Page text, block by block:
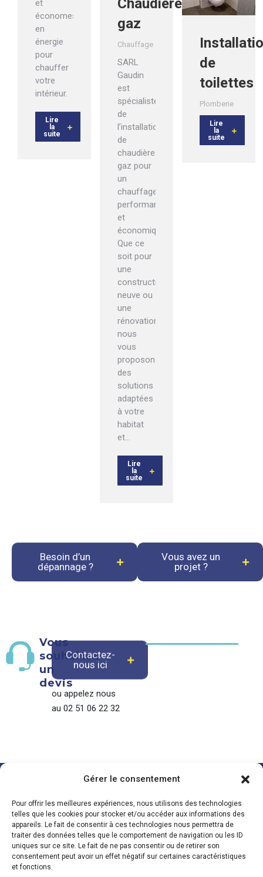
Gérer le consentement
Pour offrir les meilleures expériences, nous utilisons des technologies
telles que les cookies pour stocker et/ou accéder aux informations des
appareils. Le fait de consentir à ces technologies nous permettra de
traiter des données telles que le comportement de navigation ou les ID
uniques sur ce site. Le fait de ne pas consentir ou de retirer son
consentement peut avoir un effet négatif sur certaines caractéristiques
et fonctions.
et
économes
en
énergie
pour
chauffer
votre
intérieur.
Lire
la
suite
Chaudière
gaz
Chauffage
SARL
Gaudin
est
spécialiste
de
l’installation
de
chaudières
gaz pour
un
chauffage
performant
et
économique.
Que ce
soit pour
une
construction
neuve ou
une
rénovation,
nous
vous
proposons
des
solutions
adaptées
à votre
habitat
et…
Lire
la
suite
de
toilettes
Plomberie
Lire
la
suite
Besoin d’un
dépannage ?
Vous avez un
projet ?
Vous
souhaitez
un
devis
Contactez-
nous ici
ou appelez nous
au 02 51 06 22 32
POMPE À CHALEUR ELECTRICITÉ CHAUFFAGE
Za Les Acacias
85430 La Boissière des Landes
Tél. 02 51 06 22 32
Nous suivre
QUI SOMMES-NOUS ?